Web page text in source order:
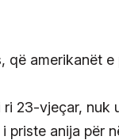
ri 23-vjeçar,
priste anija për